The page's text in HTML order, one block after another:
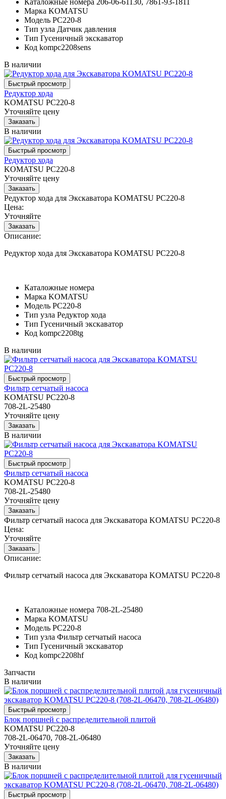
Марка KOMATSU
Модель PC220-8
Тип узла Датчик давления
Тип Гусеничный экскаватор
Код kompc2208sens
В наличии
Редуктор хода
KOMATSU PC220-8
Уточняйте цену
В наличии
Редуктор хода
KOMATSU PC220-8
Уточняйте цену
Редуктор хода для Экскаватора KOMATSU PC220-8
Цена:
Уточняйте
Описание:
Редуктор хода для Экскаватора KOMATSU PC220-8
Каталожные номера
Марка KOMATSU
Модель PC220-8
Тип узла Редуктор хода
Тип Гусеничный экскаватор
Код kompc2208tg
В наличии
Фильтр сетчатый насоса
KOMATSU PC220-8
708-2L-25480
Уточняйте цену
В наличии
Фильтр сетчатый насоса
KOMATSU PC220-8
708-2L-25480
Уточняйте цену
Фильтр сетчатый насоса для Экскаватора KOMATSU PC220-8
Цена:
Уточняйте
Описание:
Фильтр сетчатый насоса для Экскаватора KOMATSU PC220-8
Каталожные номера 708-2L-25480
Марка KOMATSU
Модель PC220-8
Тип узла Фильтр сетчатый насоса
Тип Гусеничный экскаватор
Код kompc2208hf
Запчасти
В наличии
Блок поршней c распределительной плитой
KOMATSU PC220-8
708-2L-06470, 708-2L-06480
Уточняйте цену
В наличии